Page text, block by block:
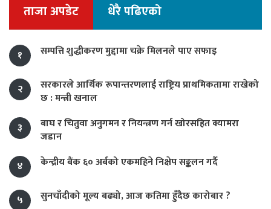
ताजा अपडेट धेरै पढिएको
१ सम्पत्ति शुद्धीकरण मुद्दामा चक्रे मिलनले पाए सफाइ
२
सरकारले आर्थिक रूपान्तरणलाई राष्ट्रिय प्राथमिकतामा राखेको
छ : मन्त्री खनाल
३
बाघ र चितुवा अनुगमन र नियन्त्रण गर्न खोरसहित क्यामरा
जडान
४
केन्द्रीय बैंक ६० अर्बको एकमहिने निक्षेप सङ्कलन गर्दै
५ सुनचाँदीको मूल्य बढ्यो, आज कतिमा हुँदैछ कारोबार ?